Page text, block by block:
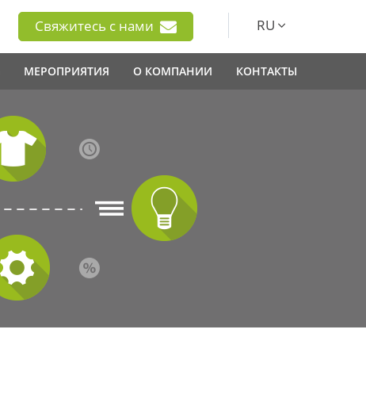
Свяжитесь с нами RU
МЕРОПРИЯТИЯ О КОМПАНИИ КОНТАКТЫ